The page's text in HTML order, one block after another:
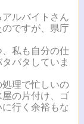
ルバイトさん
ですが、県庁
私も自分の仕
バタしていま
理で忙しいの
の片付け、ゴ
行く余裕もな